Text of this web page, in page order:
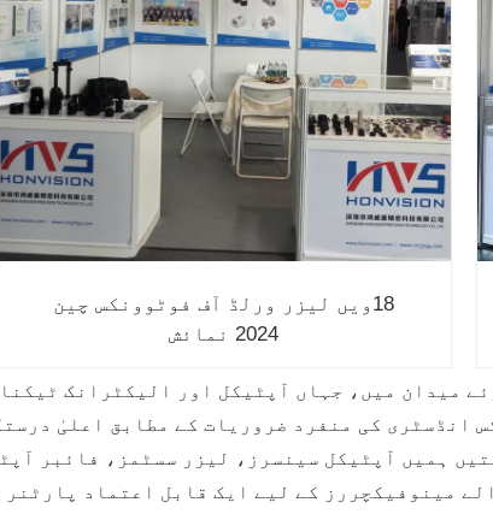
18ویں لیزر ورلڈ آف فوٹوونکس چین
2024 نمائش
میدان میں، جہاں آپٹیکل اور الیکٹرانک
ہمیں آپٹیکل سینسرز، لیزر سسٹمز، فائبر
مینوفیکچررز کے لیے ایک قابل اعتماد پارٹنر